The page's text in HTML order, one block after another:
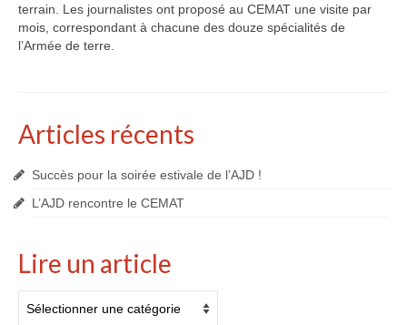
terrain. Les journalistes ont proposé au CEMAT une visite par
mois, correspondant à chacune des douze spécialités de
l’Armée de terre.
Articles récents
Succès pour la soirée estivale de l’AJD !
L’AJD rencontre le CEMAT
Lire un article
un